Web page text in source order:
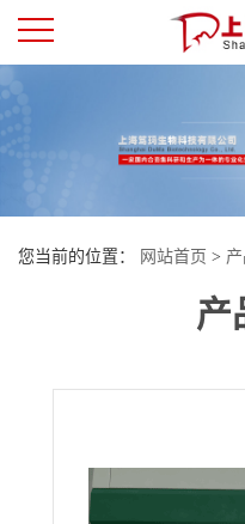
页
司
您当前的位置： 网站首页 >
人（Human）1-磷酸鞘
产